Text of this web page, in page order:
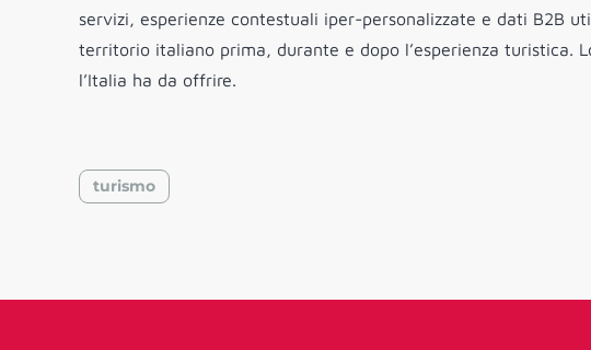
servizi, esperienze contestuali iper-personalizzate e dati B2B
territorio italiano prima, durante e dopo l’esperienza turistica.
l’Italia ha da offrire.
turismo